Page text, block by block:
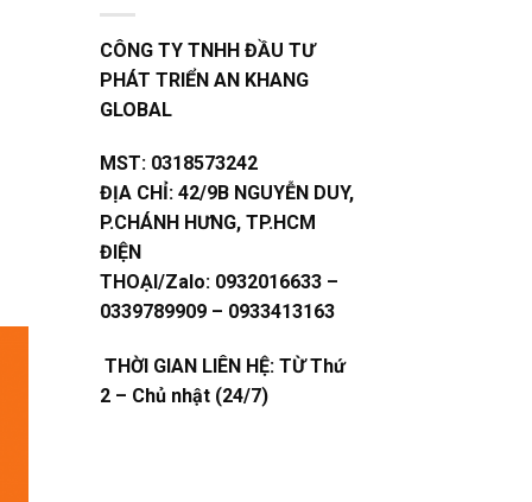
CÔNG TY TNHH ĐẦU TƯ
PHÁT TRIỂN AN KHANG
GLOBAL
MST: 0318573242
ĐỊA CHỈ: 42/9B NGUYỄN DUY,
P.CHÁNH HƯNG, TP.HCM
ĐIỆN
THOẠI/Zalo: 0932016633 –
0339789909 – 0933413163
THỜI GIAN LIÊN HỆ: TỪ Thứ
2 – Chủ nhật (24/7)